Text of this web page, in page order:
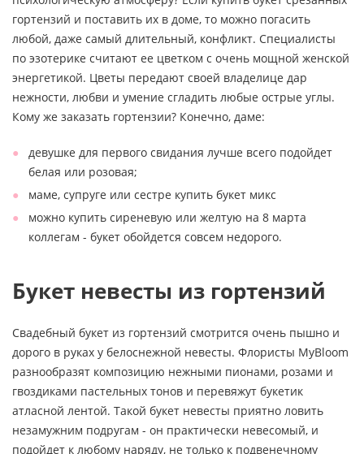
гортензий и поставить их в доме, то можно погасить
любой, даже самый длительный, конфликт. Специалисты
по эзотерике считают ее цветком с очень мощной женской
энергетикой. Цветы передают своей владелице дар
нежности, любви и умение сгладить любые острые углы.
Кому же заказать гортензии? Конечно, даме:
девушке для первого свидания лучше всего подойдет
белая или розовая;
маме, супруге или сестре купить букет микс
можно купить сиреневую или желтую на 8 марта
коллегам - букет обойдется совсем недорого.
Букет невесты из гортензий
Свадебный букет из гортензий смотрится очень пышно и
дорого в руках у белоснежной невесты. Флористы MyBloom
разнообразят композицию нежными пионами, розами и
гвоздиками пастельных тонов и перевяжут букетик
атласной лентой. Такой букет невесты приятно ловить
незамужним подругам - он практически невесомый, и
подойдет к любому наряду, не только к подвенечному